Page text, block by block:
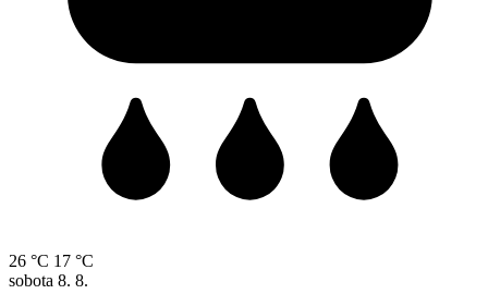
26 °C 17 °C
sobota 8. 8.